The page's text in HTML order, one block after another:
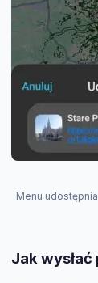
Menu
Jak